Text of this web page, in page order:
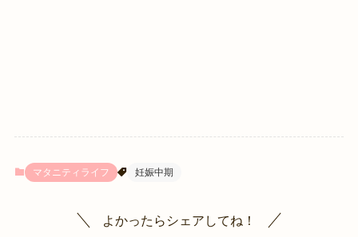
マタニティライフ 妊娠中期
よかったらシェアしてね！